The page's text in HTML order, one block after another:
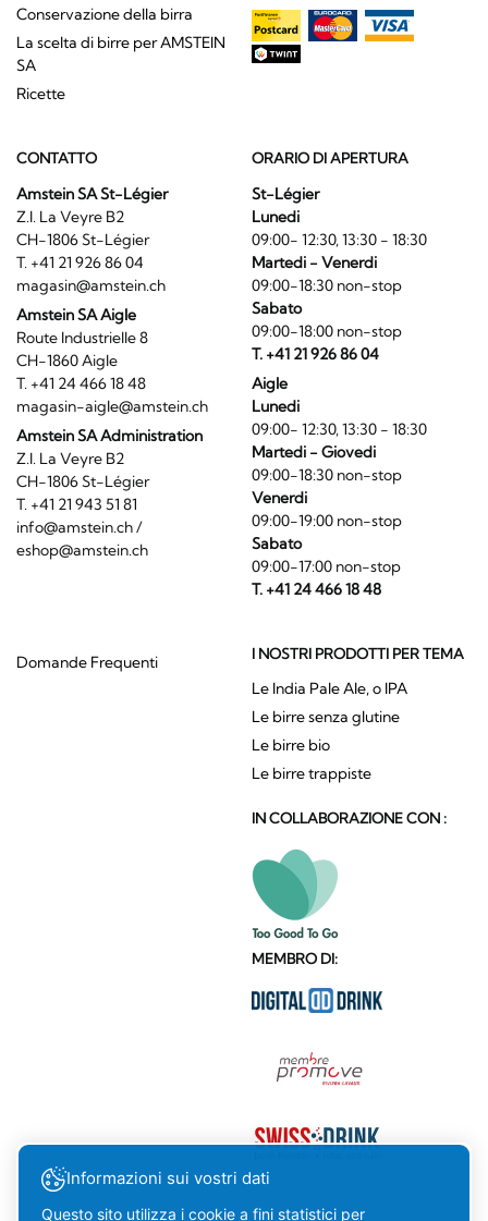
Conservazione della birra
La scelta di birre per AMSTEIN
SA
Ricette
CONTATTO
Amstein SA St-Légier
Z.I. La Veyre B2
CH-1806 St-Légier
T. +41 21 926 86 04
magasin@amstein.ch
Amstein SA Aigle
Route Industrielle 8
CH-1860 Aigle
T. +41 24 466 18 48
magasin-aigle@amstein.ch
Amstein SA Administration
Z.I. La Veyre B2
CH-1806 St-Légier
T. +41 21 943 51 81
info@amstein.ch/
eshop@amstein.ch
ORARIO DI APERTURA
St-Légier
Lunedi
09:00- 12:30, 13:30 - 18:30
Martedi - Venerdi
09:00-18:30 non-stop
Sabato
09:00-18:00 non-stop
T. +41 21 926 86 04
Aigle
Lunedi
09:00- 12:30, 13:30 - 18:30
Martedi - Giovedi
09:00-18:30 non-stop
Venerdi
09:00-19:00 non-stop
Sabato
09:00-17:00 non-stop
T. +41 24 466 18 48
Domande Frequenti I NOSTRI PRODOTTI PER TEMA
Le India Pale Ale, o IPA
Le birre senza glutine
Le birre bio
Le birre trappiste
IN COLLABORAZIONE CON :
MEMBRO DI:
Informazioni sui vostri dati
Questo sito utilizza i cookie a fini statistici per